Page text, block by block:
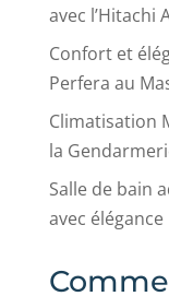
avec l’Hitachi
Confort et
Perfera au
Climatisation
la
Salle de bain
avec élégance